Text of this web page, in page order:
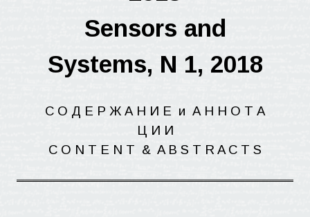
Sensors and
Systems, N 1, 2018
С О Д Е Р Ж А Н И Е и А Н Н О Т А
Ц И И
C O N T E N T & A B S T R A C T S